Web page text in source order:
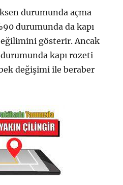
durumunda açma
durumunda da kapı
gösterir. Ancak
kapı rozeti
değişimi ile beraber